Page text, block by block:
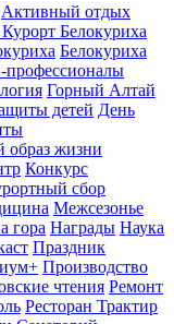
Активный отдых
Белокуриха
Белокуриха
профессионалы
Горный Алтай
детей День
образ жизни
Конкурс
сбор
Межсезонье
гора Награды Наука
Праздник
Производство
чтения Ремонт
Ресторан Трактир